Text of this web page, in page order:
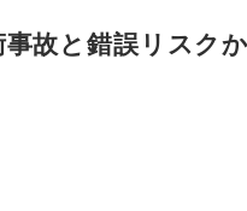
故と錯誤リスク